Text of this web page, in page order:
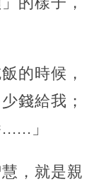
的時候，
錢給我；
」
，就是親